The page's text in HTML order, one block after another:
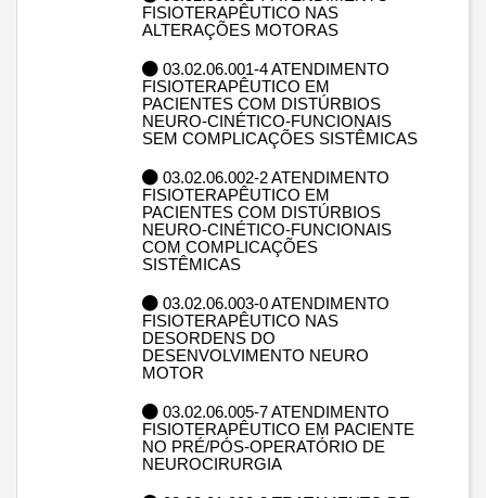
FISIOTERAPÊUTICO NAS
ALTERAÇÕES MOTORAS
03.02.06.001-4 ATENDIMENTO
FISIOTERAPÊUTICO EM
PACIENTES COM DISTÚRBIOS
NEURO-CINÉTICO-FUNCIONAIS
SEM COMPLICAÇÕES SISTÊMICAS
03.02.06.002-2 ATENDIMENTO
FISIOTERAPÊUTICO EM
PACIENTES COM DISTÚRBIOS
NEURO-CINÉTICO-FUNCIONAIS
COM COMPLICAÇÕES
SISTÊMICAS
03.02.06.003-0 ATENDIMENTO
FISIOTERAPÊUTICO NAS
DESORDENS DO
DESENVOLVIMENTO NEURO
MOTOR
03.02.06.005-7 ATENDIMENTO
FISIOTERAPÊUTICO EM PACIENTE
NO PRÉ/PÓS-OPERATÓRIO DE
NEUROCIRURGIA